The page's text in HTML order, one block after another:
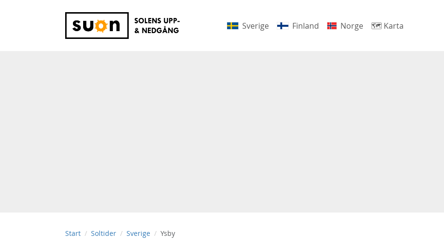
Sverige Finland Norge 🗺 Karta
Start Soltider Sverige Ysby